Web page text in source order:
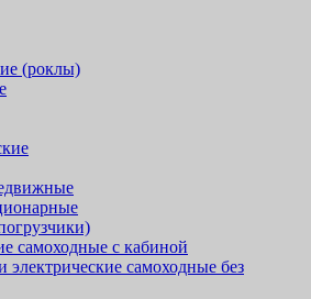
(роклы)
самоходные с кабиной
самоходные без